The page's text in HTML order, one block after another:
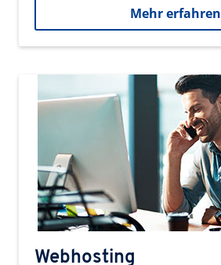
Mehr erfahren
Webhosting